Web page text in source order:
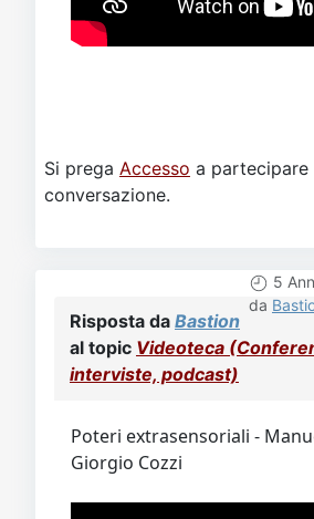
Si prega Accesso a partecipare
conversazione.
5
da
Risposta da Bastion
al topic Videoteca
interviste, podcast)
Poteri extrasensoriali -
Giorgio Cozzi